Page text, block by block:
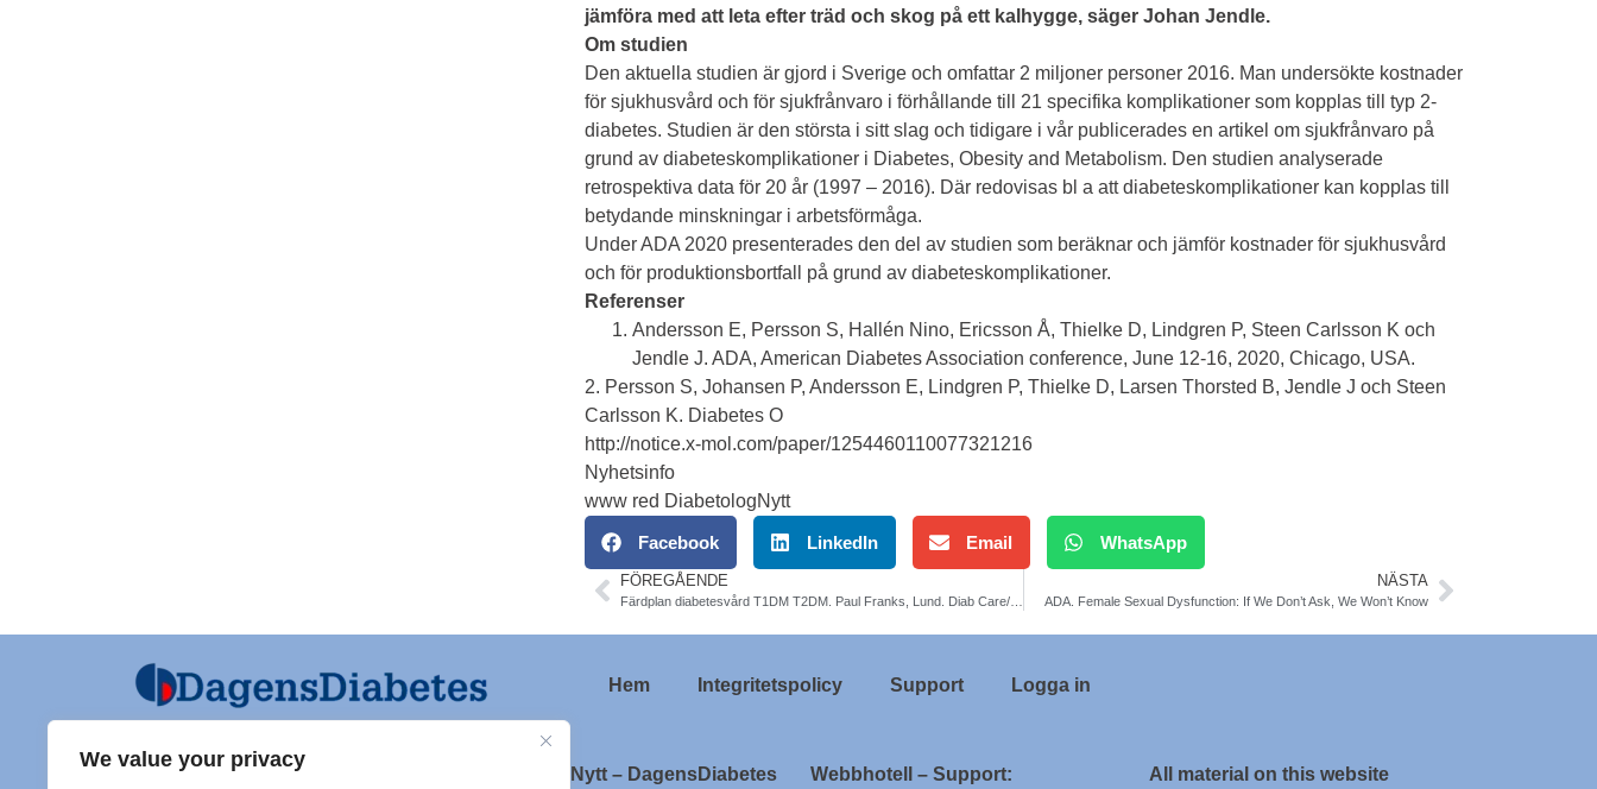
We value your privacy
jämföra med att leta efter träd och skog på ett kalhygge, säger Johan Jendle.
Om studien
Den aktuella studien är gjord i Sverige och omfattar 2 miljoner personer 2016. Man undersökte kostnader
för sjukhusvård och för sjukfrånvaro i förhållande till 21 specifika komplikationer som kopplas till typ 2-
diabetes. Studien är den största i sitt slag och tidigare i vår publicerades en artikel om sjukfrånvaro på
grund av diabeteskomplikationer i Diabetes, Obesity and Metabolism. Den studien analyserade
retrospektiva data för 20 år (1997 – 2016). Där redovisas bl a att diabeteskomplikationer kan kopplas till
betydande minskningar i arbetsförmåga.
Under ADA 2020 presenterades den del av studien som beräknar och jämför kostnader för sjukhusvård
och för produktionsbortfall på grund av diabeteskomplikationer.
Referenser
Andersson E, Persson S, Hallén Nino, Ericsson Å, Thielke D, Lindgren P, Steen Carlsson K och
Jendle J. ADA, American Diabetes Association conference, June 12-16, 2020, Chicago, USA.
2. Persson S, Johansen P, Andersson E, Lindgren P, Thielke D, Larsen Thorsted B, Jendle J och Steen
Carlsson K. Diabetes O
http://notice.x-mol.com/paper/1254460110077321216
Nyhetsinfo
www red DiabetologNytt
Facebook LinkedIn Email WhatsApp
FÖREGÅENDE
Färdplan diabetesvård T1DM T2DM. Paul Franks, Lund. Diab Care/Diabetologia
NÄSTA
ADA. Female Sexual Dysfunction: If We Don’t Ask, We Won’t Know
Hem Integritetspolicy Support Logga in
Ansvarig utgivare och Ordf SFD DiabetologNytt – DagensDiabetes Webbhotell – Support: All material on this website